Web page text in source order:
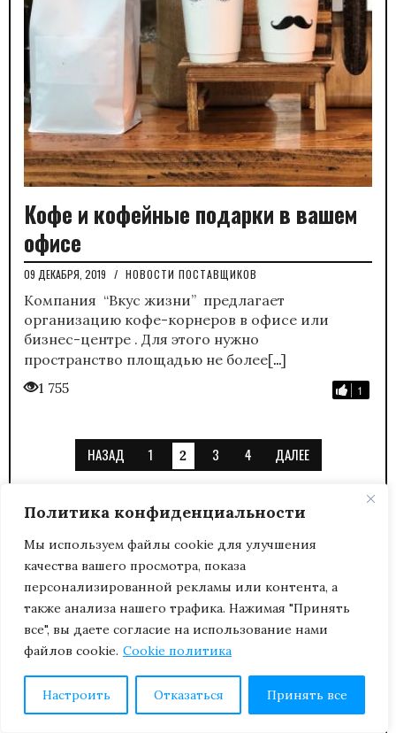
Политика конфиденциальности
Мы используем файлы cookie для улучшения
качества вашего просмотра, показа
персонализированной рекламы или контента, а
также анализа нашего трафика. Нажимая "Принять
все", вы даете согласие на использование нами
файлов cookie. Cookie политика
Настроить Отказаться Принять все
Кофе и кофейные подарки в вашем
офисе
09 ДЕКАБРЯ, 2019 / НОВОСТИ ПОСТАВЩИКОВ
Компания “Вкус жизни” предлагает
организацию кофе-корнеров в офисе или
бизнес-центре . Для этого нужно
пространство площадью не более[…]
1
1 755
НАЗАД 1 2 3 4 ДАЛЕЕ
ПРОЕКТЫ ЖУРНАЛА